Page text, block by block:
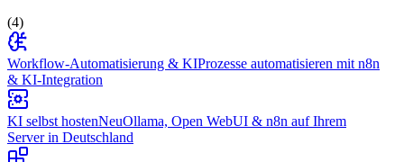
(4)
Workflow-Automatisierung & KIProzesse automatisieren mit n8n
& KI-Integration
KI selbst hostenNeuOllama, Open WebUI & n8n auf Ihrem
Server in Deutschland